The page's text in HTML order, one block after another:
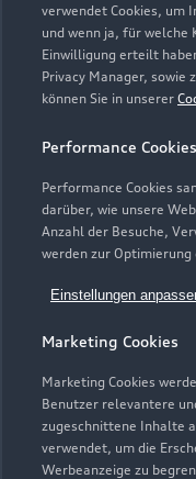
verwendet Cookies, um
und wenn ja, für welche
Einwilligung erteilt
Privacy Manager, sowie
können Sie in unserer
Performance Cookies
Performance Cookies
darüber, wie unsere
Anzahl der Besuche,
werden zur
Einstellungen
Marketing Cookies
Marketing Cookies
Benutzer relevantere
zugeschnittene Inhalte
verwendet, um die
Werbeanzeige zu
Praktisches Set
Pflege von Leder
Zur Audi
Universal-
Für einen